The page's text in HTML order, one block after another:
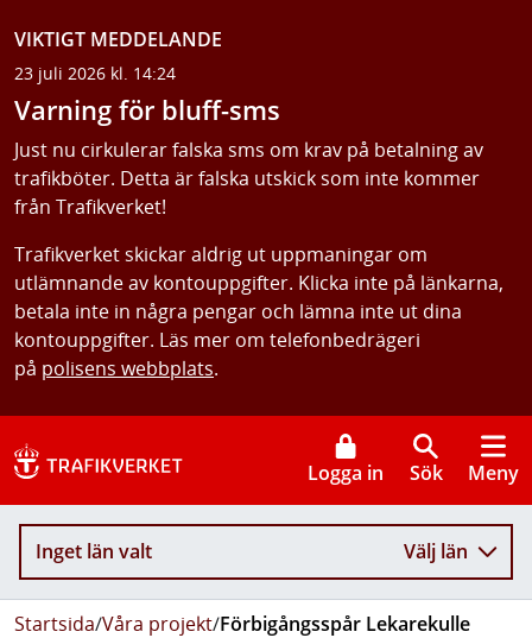
VIKTIGT MEDDELANDE
23 juli 2026 kl. 14:24
Varning för bluff-sms
Just nu cirkulerar falska sms om krav på betalning av
trafikböter. Detta är falska utskick som inte kommer
från Trafikverket!
Trafikverket skickar aldrig ut uppmaningar om
utlämnande av kontouppgifter. Klicka inte på länkarna,
betala inte in några pengar och lämna inte ut dina
kontouppgifter. Läs mer om telefonbedrägeri
på polisens webbplats.
Logga in Sök Meny
Inget län valt Välj län
Startsida/Våra projekt/Förbigångsspår Lekarekulle